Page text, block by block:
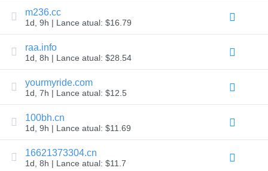
Ferramentas
Consulta
Whois
Avaliação
Ferramenta
de
de
Exclusão
Segurança
Domínio
Gerenciamento
m236.cc
1d, 9h | Lance atual: $16.79
raa.info
1d, 8h | Lance atual: $28.54
yourmyride.com
1d, 7h | Lance atual: $12.5
100bh.cn
1d, 9h | Lance atual: $11.69
16621373304.cn
1d, 8h | Lance atual: $11.7